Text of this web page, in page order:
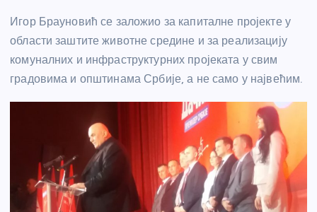
Игор Брауновић се заложио за капиталне пројекте у
области заштите животне средине и за реализацију
комуналних и инфраструктурних пројеката у свим
градовима и општинама Србије, а не само у највећим.